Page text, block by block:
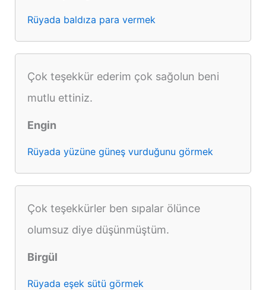
Rüyada baldıza para vermek
Çok teşekkür ederim çok sağolun beni
mutlu ettiniz.
Engin
Rüyada yüzüne güneş vurduğunu görmek
Çok teşekkürler ben sıpalar ölünce
olumsuz diye düşünmüştüm.
Birgül
Rüyada eşek sütü görmek